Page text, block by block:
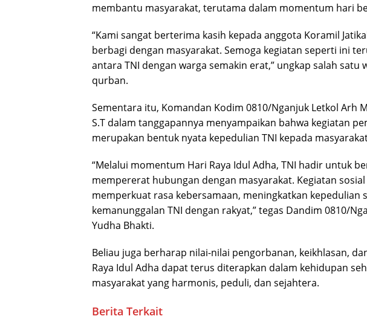
membantu masyarakat, terutama dalam momentum hari
“Kami sangat berterima kasih kepada anggota Koramil
berbagi dengan masyarakat. Semoga kegiatan seperti ini
antara TNI dengan warga semakin erat,” ungkap salah satu
qurban.
Sementara itu, Komandan Kodim 0810/Nganjuk Letkol Arh
S.T dalam tanggapannya menyampaikan bahwa kegiatan
merupakan bentuk nyata kepedulian TNI kepada
“Melalui momentum Hari Raya Idul Adha, TNI hadir untuk
mempererat hubungan dengan masyarakat. Kegiatan
memperkuat rasa kebersamaan, meningkatkan kepedulian
kemanunggalan TNI dengan rakyat,” tegas Dandim 0810/
Yudha Bhakti.
Beliau juga berharap nilai-nilai pengorbanan, keikhlasan,
Raya Idul Adha dapat terus diterapkan dalam kehidupan
masyarakat yang harmonis, peduli, dan sejahtera.
Berita Terkait